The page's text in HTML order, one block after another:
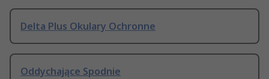
Delta Plus Okulary Ochronne
Oddychające Spodnie